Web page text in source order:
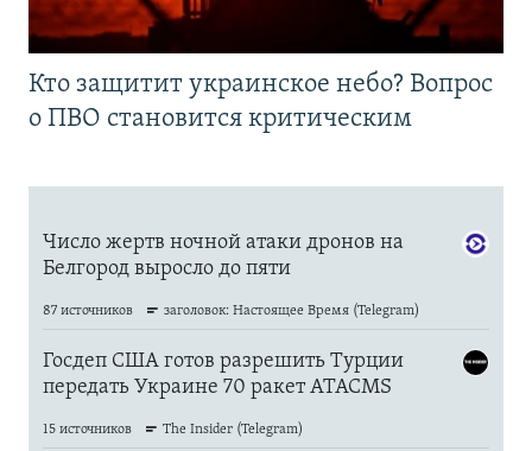
Кто защитит украинское небо? Вопрос
о ПВО становится критическим